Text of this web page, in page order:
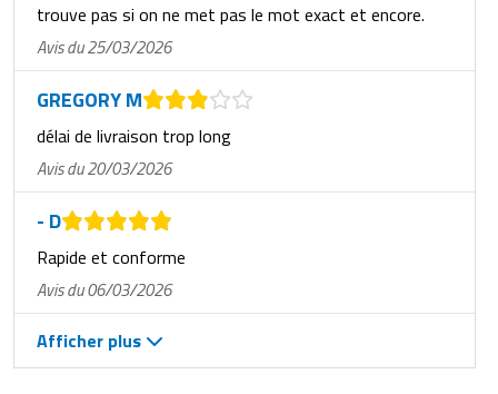
trouve pas si on ne met pas le mot exact et encore.
Avis du 25/03/2026
GREGORY M
délai de livraison trop long
Avis du 20/03/2026
- D
Rapide et conforme
Avis du 06/03/2026
Afficher plus